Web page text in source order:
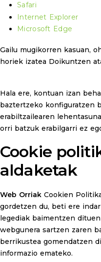
Safari
Internet Explorer
Microsoft Edge
Gailu mugikorren kasuan,
horiek izatea Doikuntzen
Hala ere, kontuan izan
baztertzeko konfiguratzen
erabiltzailearen
orri batzuk erabilgarri ez
Cookie
aldaketak
Web Orriak Cookien
gordetzen du, beti ere
legediak baimentzen
webgunera sartzen zaren
berrikustea gomendatzen
informazio emateko.